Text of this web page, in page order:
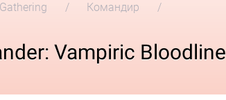
Командир
Vampiric Bloodline